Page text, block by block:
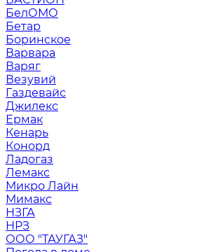
БелОМО
Бетар
Боринское
Варвара
Варяг
Везувий
Газдевайс
Джилекс
Ермак
Кенарь
Конорд
Ладогаз
Лемакс
Микро Лайн
Мимакс
НЗГА
НРЗ
ООО "ТАУГАЗ"